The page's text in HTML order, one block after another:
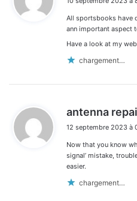
t
:
All sportsbooks have
ann important aspect
Have a look at my
chargement…
antenna
12 septembre 2023 à
Now that you know
signal’ mistake,
easier.
chargement…